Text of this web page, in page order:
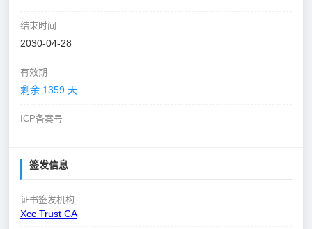
结束时间
2030-04-28
有效期
剩余 1359 天
ICP备案号
签发信息
证书签发机构
Xcc Trust CA